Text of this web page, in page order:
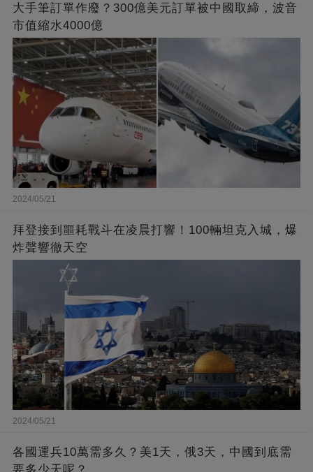
大手筆訂單作廢？300億美元訂單被中國取締，波音
市值縮水4000億
2024/05/21
拜登接到噩耗戰斗在凌晨打響！100輛坦克入城，爆
炸聲響徹天空
2024/05/21
各國運兵10萬需多久？美1天，俄3天，中國到底需